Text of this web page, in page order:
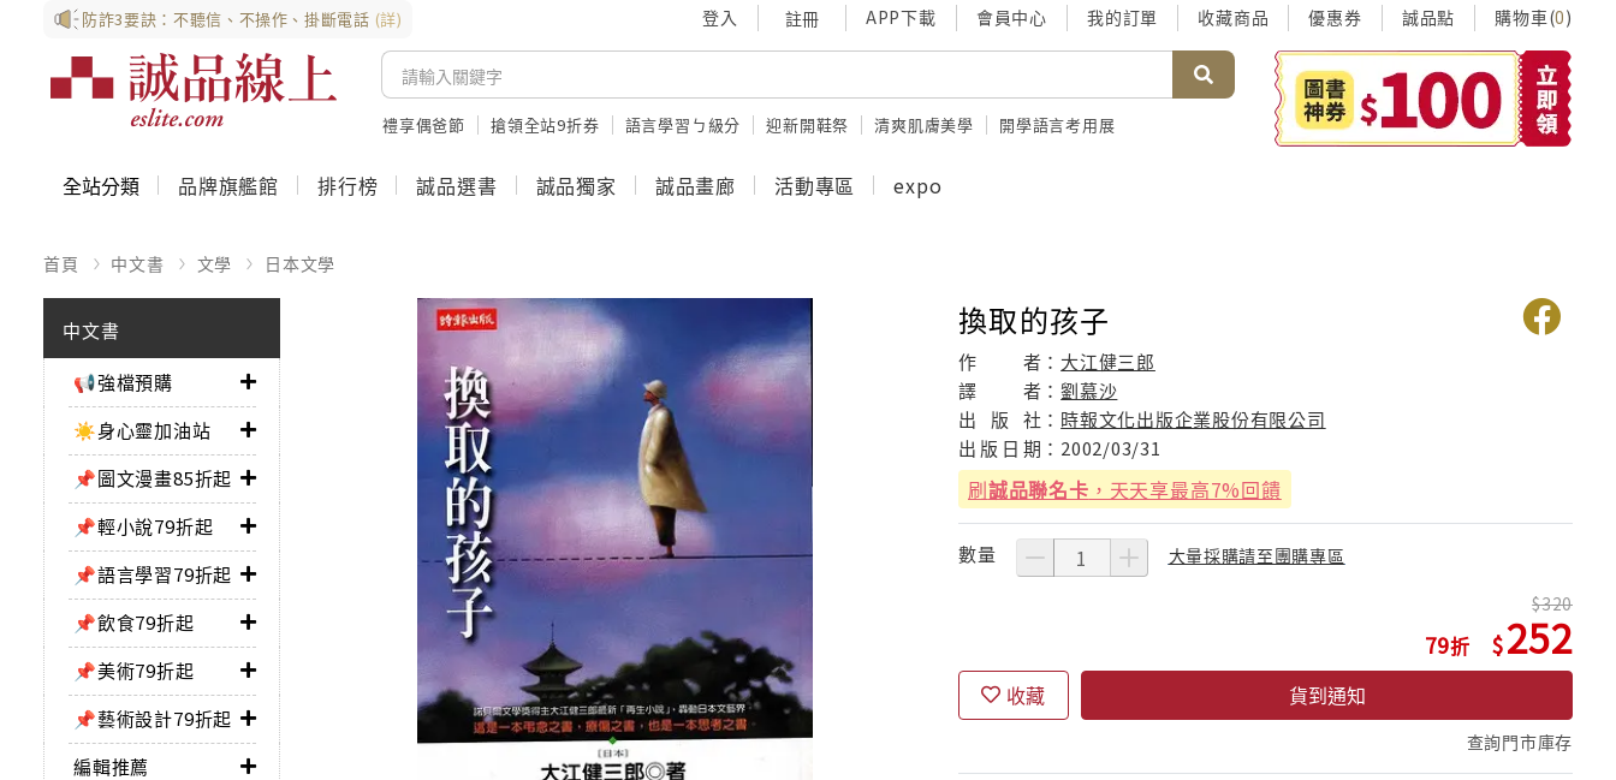
防詐3要訣：不聽信、不操作、掛斷電話 (詳) 登入 註冊 APP下載 會員中心 我的訂單 收藏商品 優惠券 誠品點 購物車(0)
禮享偶爸節 搶領全站9折券 語言學習ㄅ級分 迎新開鞋祭 清爽肌膚美學 開學語言考用展
全站分類 品牌旗艦館 排行榜 誠品選書 誠品獨家 誠品畫廊 活動專區 expo
首頁 中文書 文學 日本文學
中文書
📢強檔預購
☀️身心靈加油站
📌圖文漫畫85折起
📌輕小說79折起
📌語言學習79折起
📌飲食79折起
📌美術79折起
📌藝術設計79折起
編輯推薦
換取的孩子
作 者： 大江健三郎
譯
者：劉慕沙
出
版 社： 時報文化出版企業股份有限公司
出 版 日 期： 2002/03/31
刷誠品聯名卡 ，天天享最高7%回饋
數量 大量採購請至團購專區
79
320
252
收藏 貨到通知
查詢門市庫存